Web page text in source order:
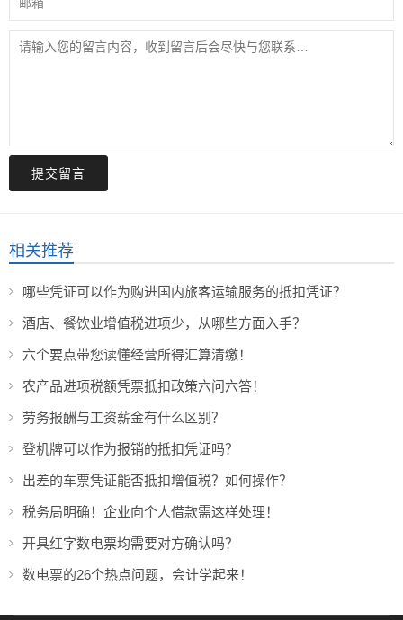
提交留言
相关推荐
哪些凭证可以作为购进国内旅客运输服务的抵扣凭证？
酒店、餐饮业增值税进项少，从哪些方面入手？
六个要点带您读懂经营所得汇算清缴！
农产品进项税额凭票抵扣政策六问六答！
劳务报酬与工资薪金有什么区别？
登机牌可以作为报销的抵扣凭证吗？
出差的车票凭证能否抵扣增值税？如何操作？
税务局明确！企业向个人借款需这样处理！
开具红字数电票均需要对方确认吗？
数电票的26个热点问题，会计学起来！